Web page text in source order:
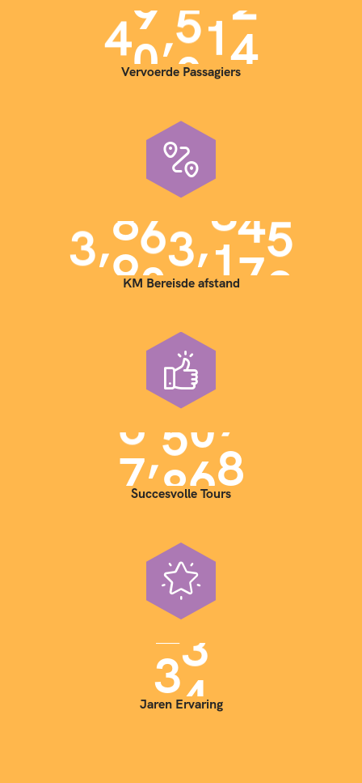
40,000
Vervoerde Passagiers
3,900,000
KM Bereisde afstand
7,000
Succesvolle Tours
35
Jaren Ervaring